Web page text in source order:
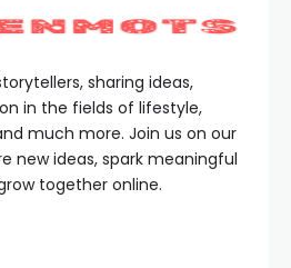
sharing ideas,
in the fields of lifestyle,
much more. Join us on our
new ideas, spark meaningful
together online.